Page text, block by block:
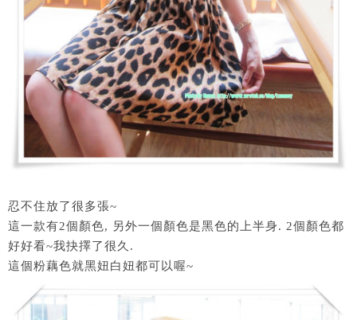
忍不住放了很多張~
這一款有2個顏色, 另外一個顏色是黑色的上半身. 2個顏色都
好好看~我抉擇了很久.
這個粉藕色就黑妞白妞都可以喔~